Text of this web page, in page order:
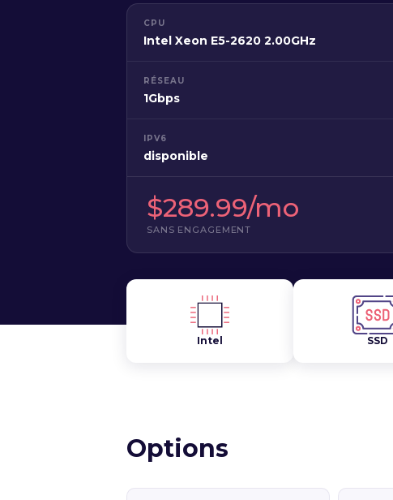
CPU
Intel Xeon E5-2620 2.00GHz
RÉSEAU
1Gbps
IPV6
disponible
$289.99/mo
SANS ENGAGEMENT
Intel SSD
Options